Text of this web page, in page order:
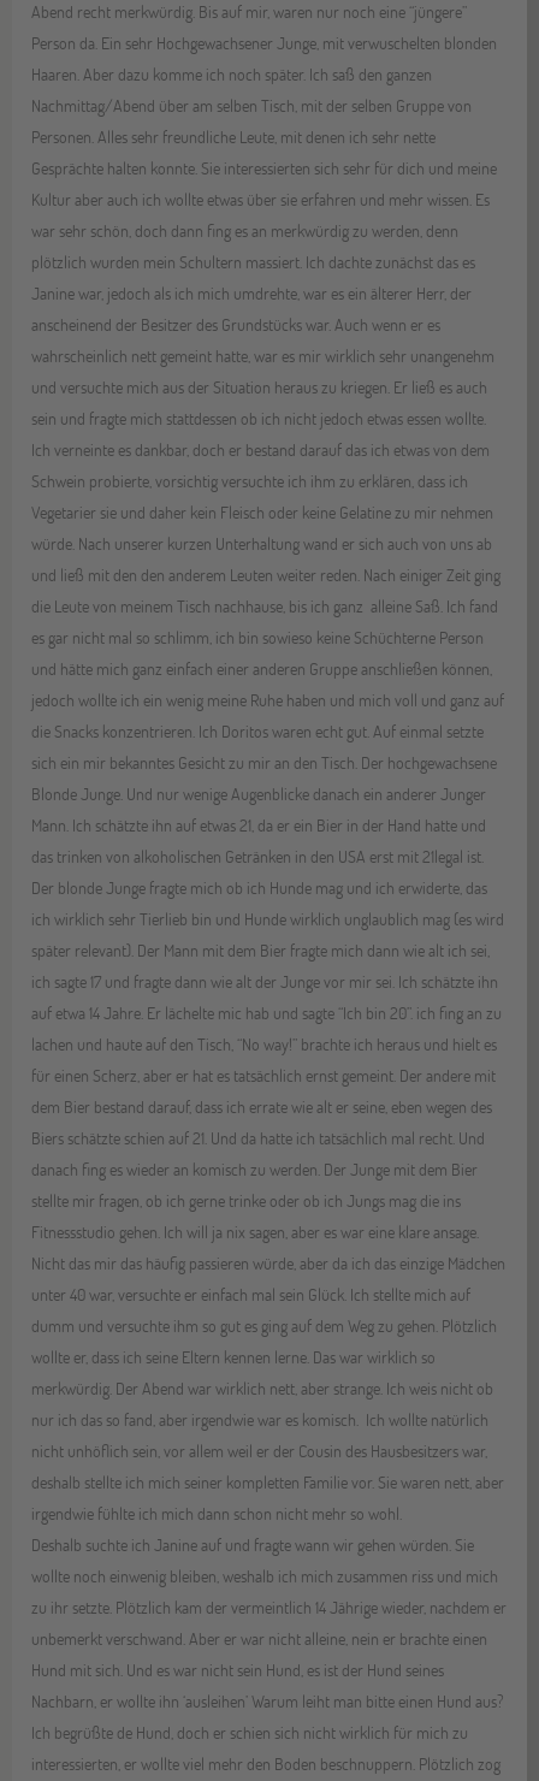
Abend recht merkwürdig. Bis auf mir, waren nur noch eine “jüngere”
Person da. Ein sehr Hochgewachsener Junge, mit verwuschelten blonden
Haaren. Aber dazu komme ich noch später. Ich saß den ganzen
Nachmittag/Abend über am selben Tisch, mit der selben Gruppe von
Personen. Alles sehr freundliche Leute, mit denen ich sehr nette
Gesprächte halten konnte. Sie interessierten sich sehr für dich und meine
Kultur aber auch ich wollte etwas über sie erfahren und mehr wissen. Es
war sehr schön, doch dann fing es an merkwürdig zu werden, denn
plötzlich wurden mein Schultern massiert. Ich dachte zunächst das es
Janine war, jedoch als ich mich umdrehte, war es ein älterer Herr, der
anscheinend der Besitzer des Grundstücks war. Auch wenn er es
wahrscheinlich nett gemeint hatte, war es mir wirklich sehr unangenehm
und versuchte mich aus der Situation heraus zu kriegen. Er ließ es auch
sein und fragte mich stattdessen ob ich nicht jedoch etwas essen wollte.
Ich verneinte es dankbar, doch er bestand darauf das ich etwas von dem
Schwein probierte, vorsichtig versuchte ich ihm zu erklären, dass ich
Vegetarier sie und daher kein Fleisch oder keine Gelatine zu mir nehmen
würde. Nach unserer kurzen Unterhaltung wand er sich auch von uns ab
und ließ mit den den anderem Leuten weiter reden. Nach einiger Zeit ging
die Leute von meinem Tisch nachhause, bis ich ganz alleine Saß. Ich fand
es gar nicht mal so schlimm, ich bin sowieso keine Schüchterne Person
und hätte mich ganz einfach einer anderen Gruppe anschließen können,
jedoch wollte ich ein wenig meine Ruhe haben und mich voll und ganz auf
die Snacks konzentrieren. Ich Doritos waren echt gut. Auf einmal setzte
sich ein mir bekanntes Gesicht zu mir an den Tisch. Der hochgewachsene
Blonde Junge. Und nur wenige Augenblicke danach ein anderer Junger
Mann. Ich schätzte ihn auf etwas 21, da er ein Bier in der Hand hatte und
das trinken von alkoholischen Getränken in den USA erst mit 21legal ist.
Der blonde Junge fragte mich ob ich Hunde mag und ich erwiderte, das
ich wirklich sehr Tierlieb bin und Hunde wirklich unglaublich mag (es wird
später relevant). Der Mann mit dem Bier fragte mich dann wie alt ich sei,
ich sagte 17 und fragte dann wie alt der Junge vor mir sei. Ich schätzte ihn
auf etwa 14 Jahre. Er lächelte mic hab und sagte “Ich bin 20”. ich fing an zu
lachen und haute auf den Tisch, “No way!” brachte ich heraus und hielt es
für einen Scherz, aber er hat es tatsächlich ernst gemeint. Der andere mit
dem Bier bestand darauf, dass ich errate wie alt er seine, eben wegen des
Biers schätzte schien auf 21. Und da hatte ich tatsächlich mal recht. Und
danach fing es wieder an komisch zu werden. Der Junge mit dem Bier
stellte mir fragen, ob ich gerne trinke oder ob ich Jungs mag die ins
Fitnessstudio gehen. Ich will ja nix sagen, aber es war eine klare ansage.
Nicht das mir das häufig passieren würde, aber da ich das einzige Mädchen
unter 40 war, versuchte er einfach mal sein Glück. Ich stellte mich auf
dumm und versuchte ihm so gut es ging auf dem Weg zu gehen. Plötzlich
wollte er, dass ich seine Eltern kennen lerne. Das war wirklich so
merkwürdig. Der Abend war wirklich nett, aber strange. Ich weis nicht ob
nur ich das so fand, aber irgendwie war es komisch. Ich wollte natürlich
nicht unhöflich sein, vor allem weil er der Cousin des Hausbesitzers war,
deshalb stellte ich mich seiner kompletten Familie vor. Sie waren nett, aber
irgendwie fühlte ich mich dann schon nicht mehr so wohl.
Deshalb suchte ich Janine auf und fragte wann wir gehen würden. Sie
wollte noch einwenig bleiben, weshalb ich mich zusammen riss und mich
zu ihr setzte. Plötzlich kam der vermeintlich 14 Jährige wieder, nachdem er
unbemerkt verschwand. Aber er war nicht alleine, nein er brachte einen
Hund mit sich. Und es war nicht sein Hund, es ist der Hund seines
Nachbarn, er wollte ihn ‘ausleihen’ Warum leiht man bitte einen Hund aus?
Ich begrüßte de Hund, doch er schien sich nicht wirklich für mich zu
interessierten, er wollte viel mehr den Boden beschnuppern. Plötzlich zog